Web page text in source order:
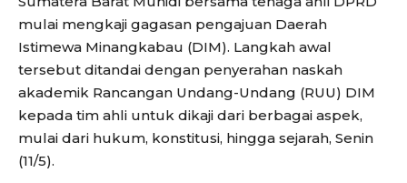
mulai mengkaji gagasan pengajuan Daerah
Istimewa Minangkabau (DIM). Langkah awal
tersebut ditandai dengan penyerahan naskah
akademik Rancangan Undang-Undang (RUU) DIM
kepada tim ahli untuk dikaji dari berbagai aspek,
mulai dari hukum, konstitusi, hingga sejarah, Senin
(11/5).